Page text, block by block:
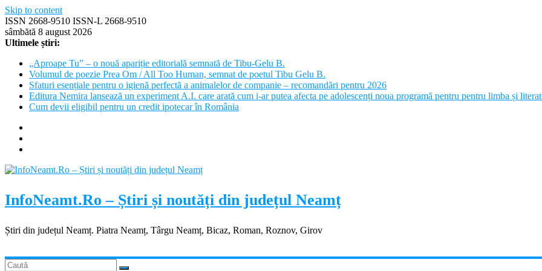
Skip to content
ISSN 2668-9510 ISSN-L 2668-9510
sâmbătă 8 august 2026
Ultimele știri:
„Aproape Tu” – o nouă apariție editorială semnată de Tibu-Gelu B.
Volumul de poezie Prea Om / All Too Human, semnat de poetul Tibu Gelu B.
Sfaturi esențiale pentru o igienă perfectă a animalelor de companie – recomandări pentru 2026
Editura Nemira lansează un experiment A.I. care arată cum i-ar putea afecta pe adolescenți noua programă pentru pentru limba și
Cum devii eligibil pentru un credit ipotecar în România
InfoNeamt.Ro – Știri și noutăți din județul Neamț
Știri din județul Neamț. Piatra Neamț, Târgu Neamț, Bicaz, Roman, Roznov, Girov